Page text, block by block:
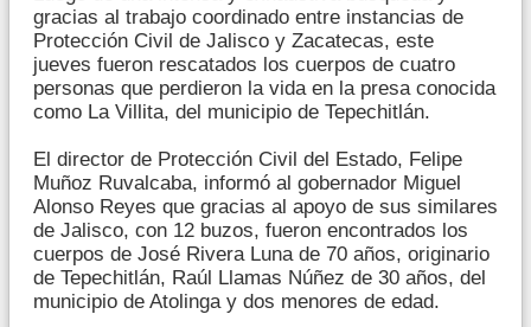
gracias al trabajo coordinado entre instancias de
Protección Civil de Jalisco y Zacatecas, este
jueves fueron rescatados los cuerpos de cuatro
personas que perdieron la vida en la presa conocida
como La Villita, del municipio de Tepechitlán.
El director de Protección Civil del Estado, Felipe
Muñoz Ruvalcaba, informó al gobernador Miguel
Alonso Reyes que gracias al apoyo de sus similares
de Jalisco, con 12 buzos, fueron encontrados los
cuerpos de José Rivera Luna de 70 años, originario
de Tepechitlán, Raúl Llamas Núñez de 30 años, del
municipio de Atolinga y dos menores de edad.